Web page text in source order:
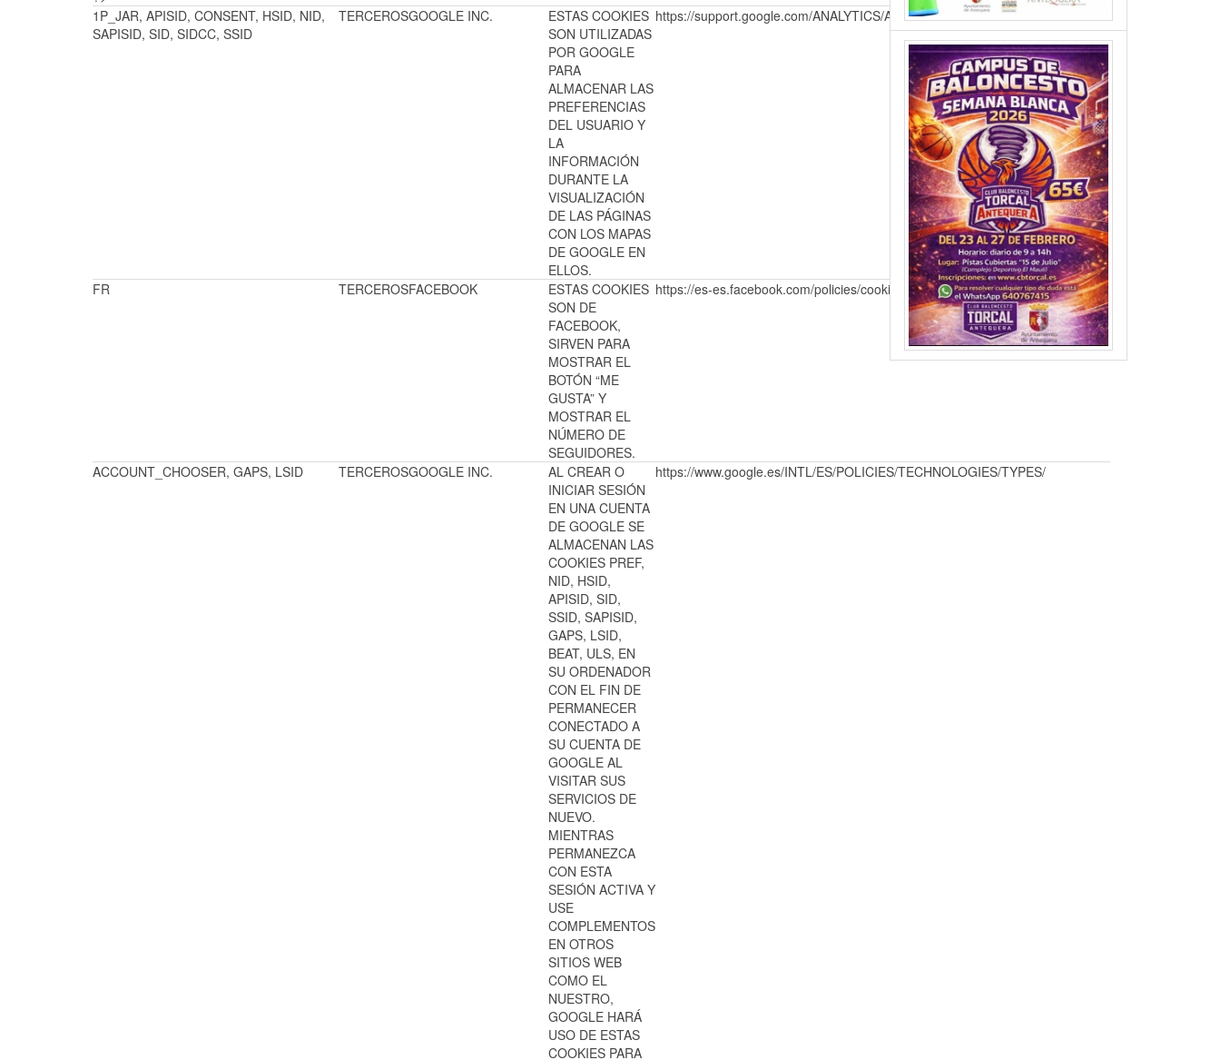
1P_JAR, APISID, CONSENT, HSID, NID,
SAPISID, SID, SIDCC, SSID
TERCEROSGOOGLE INC.
ESTAS COOKIES
SON UTILIZADAS
POR GOOGLE
PARA
ALMACENAR LAS
PREFERENCIAS
DEL USUARIO Y
LA
INFORMACIÓN
DURANTE LA
VISUALIZACIÓN
DE LAS PÁGINAS
CON LOS MAPAS
DE GOOGLE EN
ELLOS.
https://support.google.com/ANALYTICS/ANSWER/6004245
FR TERCEROSFACEBOOK
ESTAS COOKIES
SON DE
FACEBOOK,
SIRVEN PARA
MOSTRAR EL
BOTÓN “ME
GUSTA” Y
MOSTRAR EL
NÚMERO DE
SEGUIDORES.
https://es-es.facebook.com/policies/cookies/
ACCOUNT_CHOOSER, GAPS, LSID TERCEROSGOOGLE INC.
AL CREAR O
INICIAR SESIÓN
EN UNA CUENTA
DE GOOGLE SE
ALMACENAN LAS
COOKIES PREF,
NID, HSID,
APISID, SID,
SSID, SAPISID,
GAPS, LSID,
BEAT, ULS, EN
SU ORDENADOR
CON EL FIN DE
PERMANECER
CONECTADO A
SU CUENTA DE
GOOGLE AL
VISITAR SUS
SERVICIOS DE
NUEVO.
MIENTRAS
PERMANEZCA
CON ESTA
SESIÓN ACTIVA Y
USE
COMPLEMENTOS
EN OTROS
SITIOS WEB
COMO EL
NUESTRO,
GOOGLE HARÁ
USO DE ESTAS
COOKIES PARA
https://www.google.es/INTL/ES/POLICIES/TECHNOLOGIES/TYPES/